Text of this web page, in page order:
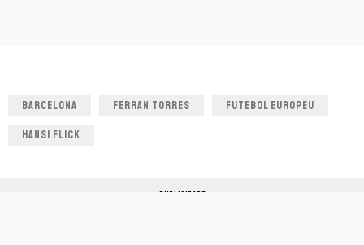
BARCELONA FERRAN TORRES FUTEBOL EUROPEU
HANSI FLICK
PUBLICIDADE